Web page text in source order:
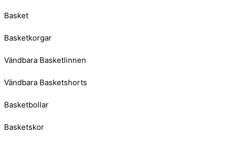
Basket
Basketkorgar
Vändbara Basketlinnen
Vändbara Basketshorts
Basketbollar
Basketskor